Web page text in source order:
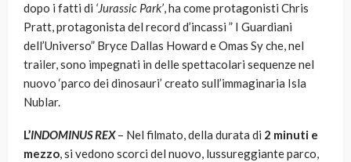
dopo i fatti di ‘Jurassic Park’, ha come protagonisti Chris
Pratt, protagonista del record d’incassi ” I Guardiani
dell’Universo” Bryce Dallas Howard e Omas Sy che, nel
trailer, sono impegnati in delle spettacolari sequenze nel
nuovo ‘parco dei dinosauri’ creato sull’immaginaria Isla
Nublar.
L’INDOMINUS REX– Nel filmato, della durata di 2 minuti e
mezzo, si vedono scorci del nuovo, lussureggiante parco,